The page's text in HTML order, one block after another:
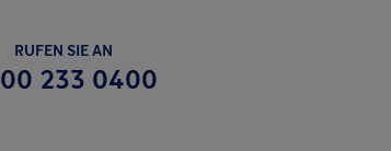
RUFEN SIE AN
233 0400